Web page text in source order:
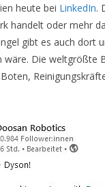
heute bei LinkedIn.
handelt oder mehr
gibt es auch dort
Die weltgrößte